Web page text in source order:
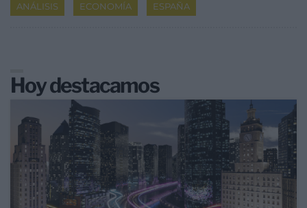
ANÁLISIS ECONOMÍA ESPAÑA
Hoy destacamos